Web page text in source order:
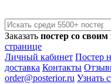
Заказать постер со
странице
Личный кабинет Постер
доставка Контакты
order@posterior.ru Узнать